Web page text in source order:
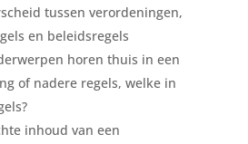
tussen verordeningen,
en beleidsregels
horen thuis in een
of nadere regels, welke in
inhoud van een